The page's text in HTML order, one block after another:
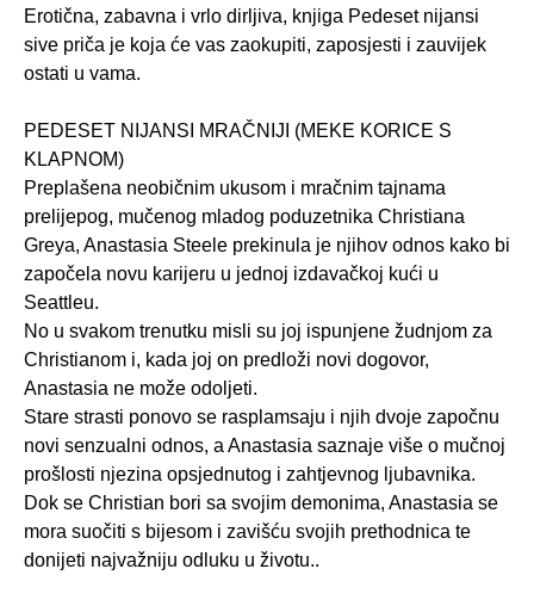
Erotična, zabavna i vrlo dirljiva, knjiga Pedeset nijansi
sive priča je koja će vas zaokupiti, zaposjesti i zauvijek
ostati u vama.
PEDESET NIJANSI MRAČNIJI (MEKE KORICE S
KLAPNOM)
Preplašena neobičnim ukusom i mračnim tajnama
prelijepog, mučenog mladog poduzetnika Christiana
Greya, Anastasia Steele prekinula je njihov odnos kako bi
započela novu karijeru u jednoj izdavačkoj kući u
Seattleu.
No u svakom trenutku misli su joj ispunjene žudnjom za
Christianom i, kada joj on predloži novi dogovor,
Anastasia ne može odoljeti.
Stare strasti ponovo se rasplamsaju i njih dvoje započnu
novi senzualni odnos, a Anastasia saznaje više o mučnoj
prošlosti njezina opsjednutog i zahtjevnog ljubavnika.
Dok se Christian bori sa svojim demonima, Anastasia se
mora suočiti s bijesom i zavišću svojih prethodnica te
donijeti najvažniju odluku u životu..